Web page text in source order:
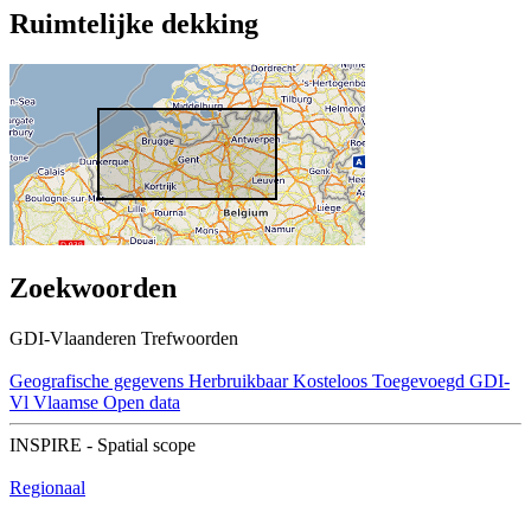
Ruimtelijke dekking
Zoekwoorden
GDI-Vlaanderen Trefwoorden
Geografische gegevens Herbruikbaar Kosteloos Toegevoegd GDI-
Vl Vlaamse Open data
INSPIRE - Spatial scope
Regionaal